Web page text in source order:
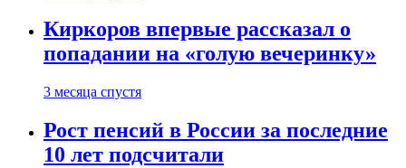
Киркоров впервые рассказал о
попадании на «голую вечеринку»
3 месяца спустя
Рост пенсий в России за последние
10 лет подсчитали